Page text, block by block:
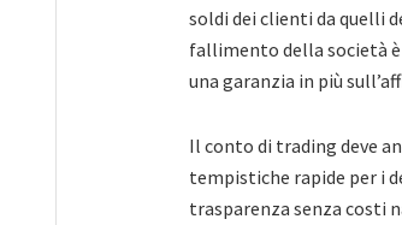
soldi dei clienti da quelli
fallimento della società
una garanzia in più
Il conto di trading deve
tempistiche rapide per i
trasparenza senza costi